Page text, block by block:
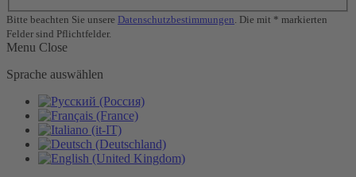
Bitte beachten Sie unsere Datenschutzbestimmungen . Die mit * markierten
Felder sind Pflichtfelder.
Menu Close
Sprache auswählen